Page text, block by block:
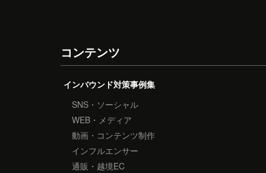
コンテンツ
インバウンド対策事例集
SNS・ソーシャル
WEB・メディア
動画・コンテンツ制作
インフルエンサー
通販・越境EC